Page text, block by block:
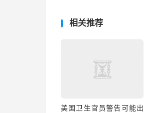
相关推荐
美国卫生官员警告可能出